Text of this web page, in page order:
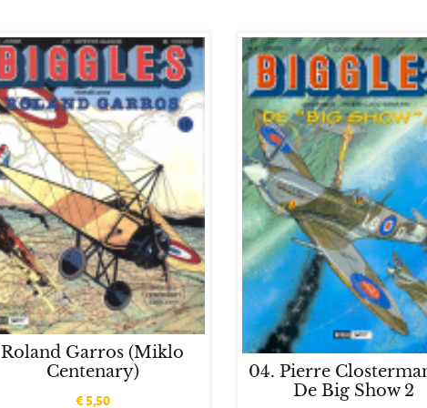
Roland Garros (Miklo
Centenary)
€5,50
04. Pierre
De Big Show 2